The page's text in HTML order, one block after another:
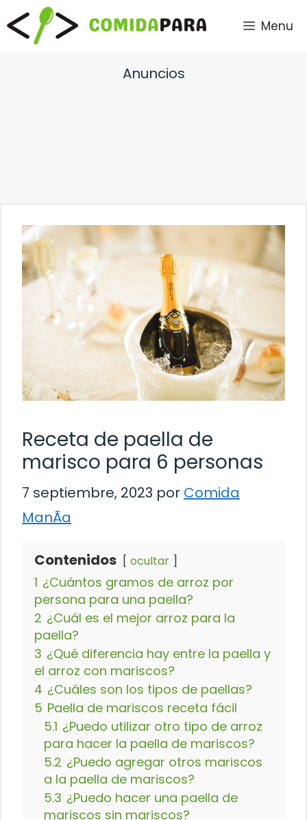
Saltar
al
contenido
Menu
Anuncios
Receta de paella de
marisco para 6 personas
7 septiembre, 2023 por Comida
ManÃ­a
Contenidos ocultar
1 ¿Cuántos gramos de arroz por
persona para una paella?
2 ¿Cuál es el mejor arroz para la
paella?
3 ¿Qué diferencia hay entre la paella y
el arroz con mariscos?
4 ¿Cuáles son los tipos de paellas?
5 Paella de mariscos receta fácil
5.1 ¿Puedo utilizar otro tipo de arroz
para hacer la paella de mariscos?
5.2 ¿Puedo agregar otros mariscos
a la paella de mariscos?
5.3 ¿Puedo hacer una paella de
mariscos sin mariscos?